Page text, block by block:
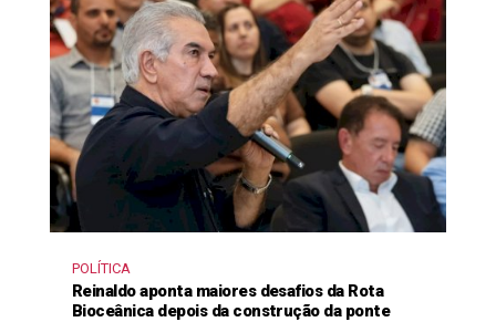
POLÍTICA
Reinaldo aponta maiores desafios da Rota
Bioceânica depois da construção da ponte